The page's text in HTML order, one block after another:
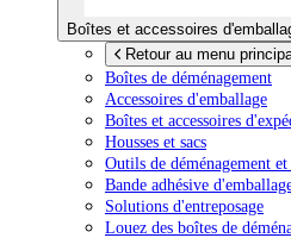
Boîtes et accessoires
Retour au menu
Boîtes de déménagement
Accessoires d'emballage
Boîtes et accessoires
Housses et sacs
Outils de déménagement
Bande adhésive
Solutions d'entreposage
Louez des boîtes de